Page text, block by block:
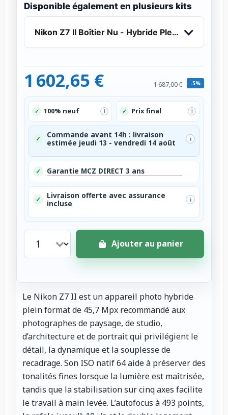
Disponible également en plusieurs kits
Nikon Z7 II Boîtier Nu - Hybride Plein Format
1 602,65 € 1 687,00 € -5%
✓ 100% neuf i ✓ Prix final i
✓
Commande avant 14h : livraison
estimée jeudi 13 - vendredi 14 août
i
✓ Garantie MCZ DIRECT 3 ans
✓
Livraison offerte avec assurance
incluse
i
Ajouter au panier
Le Nikon Z7 II est un appareil photo hybride
plein format de 45,7 Mpx recommandé aux
photographes de paysage, de studio,
d’architecture et de portrait qui privilégient le
détail, la dynamique et la souplesse de
recadrage. Son ISO natif 64 aide à préserver des
tonalités fines lorsque la lumière est maîtrisée,
tandis que la stabilisation sur cinq axes facilite
le travail à main levée. L’autofocus à 493 points,